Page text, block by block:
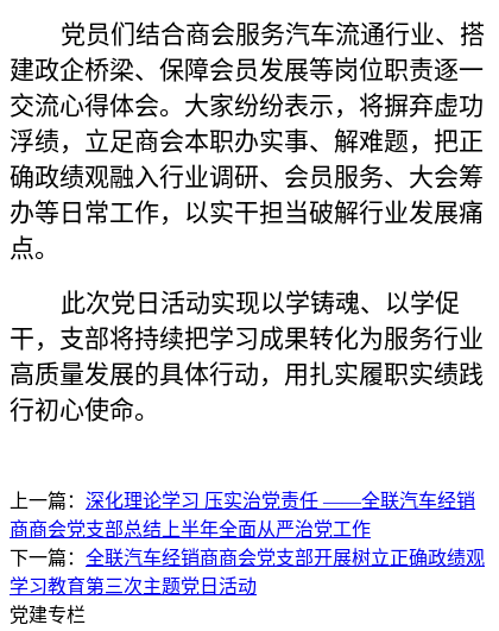
党员们结合商会服务汽车流通行业、搭
建政企桥梁、保障会员发展等岗位职责逐一
交流心得体会。大家纷纷表示，将摒弃虚功
浮绩，立足商会本职办实事、解难题，把正
确政绩观融入行业调研、会员服务、大会筹
办等日常工作，以实干担当破解行业发展痛
点。
此次党日活动实现以学铸魂、以学促
干，支部将持续把学习成果转化为服务行业
高质量发展的具体行动，用扎实履职实绩践
行初心使命。
上一篇： 深化理论学习 压实治党责任 ——全联汽车经销
商商会党支部总结上半年全面从严治党工作
下一篇： 全联汽车经销商商会党支部开展树立正确政绩观
学习教育第三次主题党日活动
党建专栏